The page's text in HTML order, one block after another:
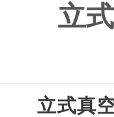
立
立式真